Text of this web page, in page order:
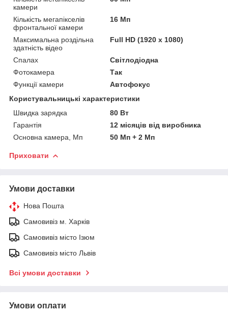
камери
Кількість мегапікселів
фронтальної камери
16 Мп
Максимальна роздільна
здатність відео
Full HD (1920 x 1080)
Спалах
Світлодіодна
Фотокамера
Так
Функції камери
Автофокус
Користувальницькі характеристики
Швидка зарядка
80 Вт
Гарантія
12 місяців від виробника
Основна камера, Мп
50 Мп + 2 Мп
Приховати
Умови доставки
Нова Пошта
Самовивіз м. Харків
Самовивіз місто Ізюм
Самовивіз місто Львів
Всі умови доставки
Умови оплати